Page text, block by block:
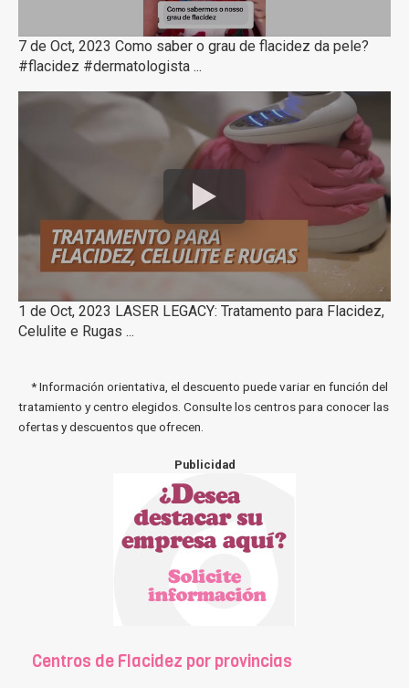
7 de Oct, 2023 Como saber o grau de flacidez da pele?
#flacidez #dermatologista ...
1 de Oct, 2023 LASER LEGACY: Tratamento para Flacidez,
Celulite e Rugas ...
* Información orientativa, el descuento puede variar en función del
tratamiento y centro elegidos. Consulte los centros para conocer las
ofertas y descuentos que ofrecen.
Publicidad
Centros de Flacidez por provincias